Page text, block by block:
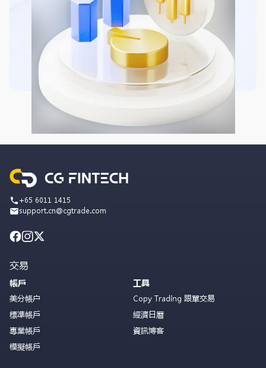
+65 6011 1415
support.cn@cgtrade.com
交易
帳戶
美分帳户
標準帳戶
專業帳戶
模擬帳戶
工具
Copy Trading 跟單交易
經濟日曆
資訊博客